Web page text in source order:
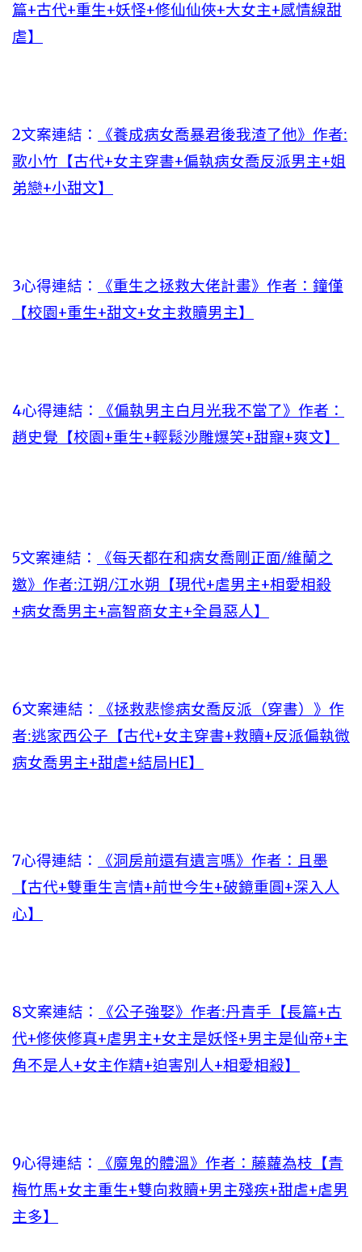
篇+古代+重生+妖怪+修仙仙俠+大女主+感情線甜
虐】
2文案連結：
《養成病女喬暴君後我渣了他》作者:
歌小竹【古代+女主穿書+偏執病女喬反派男主+姐
弟戀+小甜文】
3心得連結：
《重生之拯救大佬計畫》作者：鐘僅
【校園+重生+甜文+女主救贖男主】
4心得連結：
《偏執男主白月光我不當了》作者：
趙史覺【校園+重生+輕鬆沙雕爆笑+甜寵+爽文】
5文案連結：
《每天都在和病女喬剛正面/維蘭之
邀》作者:江朔/江水朔【現代+虐男主+相愛相殺
+病女喬男主+高智商女主+全員惡人】
6文案連結：
《拯救悲慘病女喬反派（穿書）》作
者:逃家西公子【古代+女主穿書+救贖+反派偏執微
病女喬男主+甜虐+結局HE】
7心得連結：
《洞房前還有遺言嗎》作者：且墨
【古代+雙重生言情+前世今生+破鏡重圓+深入人
心】
8文案連結：
《公子強娶》作者:丹青手【長篇+古
代+修俠修真+虐男主+女主是妖怪+男主是仙帝+主
角不是人+女主作精+迫害別人+相愛相殺】
9心得連結：
《魔鬼的體溫》作者：藤蘿為枝【青
梅竹馬+女主重生+雙向救贖+男主殘疾+甜虐+虐男
主多】